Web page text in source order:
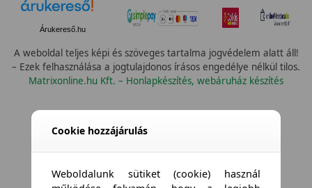
Árukereső.hu
A weboldal teljes képi és szöveges tartalma jogvédelem alatt áll!
– Ezek felhasználása a jogtulajdonos írásos engedélye nélkül tilos.
Matrixonline.hu Kft. – Honlapkészítés, webáruház készítés
Cookie hozzájárulás
Weboldalunk sütiket (cookie) használ
Összes vízállóság